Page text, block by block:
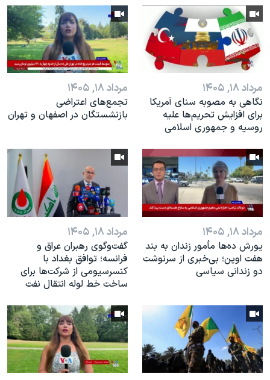
نرگس محمدی برنده جایزه نوبل صلح
همایش محافظه‌کاران آمریکا «سی‌پک»
صفحه‌های ویژه
سفر پرزیدنت ترامپ به چینمرداد ۱۸, ۱۴۰۵
نگاهی به مصوبه سنای آمریکا
برای افزایش تحریم‌ها علیه
روسیه و جمهوری اسلامی
مرداد ۱۸, ۱۴۰۵
تجمع‌های اعتراضی
بازنشستگان در اصفهان و تهران
مرداد ۱۸, ۱۴۰۵
یورش ده‌ها مأمور زندان به بند
هفت اوین؛ بی‌خبری از سرنوشت
دو زندانی سیاسی
مرداد ۱۸, ۱۴۰۵
گفت‌وگوی رهبران عراق و
فرانسه؛ توافق بغداد با
کنسرسیومی از شرکت‌ها برای
ساخت خط لوله انتقال نفت